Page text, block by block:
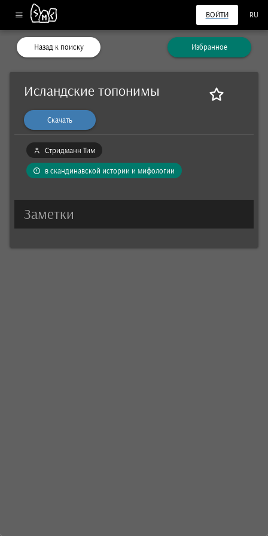
ВОЙТИ RU
Назад к поиску Избранное
Исландские топонимы
Скачать
Стридманн Тим
в скандинавской истории и мифологии
Заметки